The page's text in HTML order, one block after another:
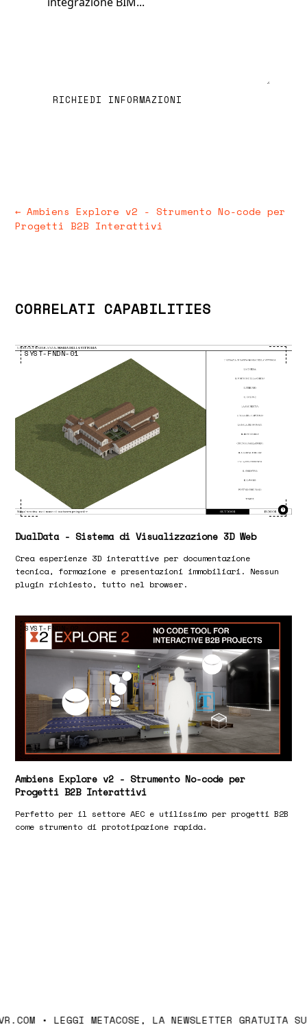
RICHIEDI INFORMAZIONI
← Ambiens Explore v2 - Strumento No-code per
Progetti B2B Interattivi
CORRELATI CAPABILITIES
SYST-FNDN-01
DualData - Sistema di Visualizzazione 3D Web
Crea esperienze 3D interattive per documentazione
tecnica, formazione e presentazioni immobiliari. Nessun
plugin richiesto, tutto nel browser.
SYST-FNDN-02
Ambiens Explore v2 - Strumento No-code per
Progetti B2B Interattivi
Perfetto per il settore AEC e utilissimo per progetti B2B
come strumento di prototipazione rapida.
•LEGGI METACOSE, LA NEWSLETTER GRATUITA SUL
SCRIVICI INFO@AMBIENSVR.COM LEGGI METACOSE, LA